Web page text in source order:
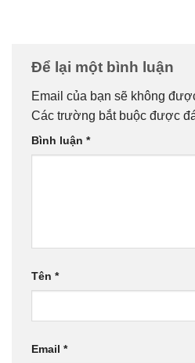
Để lại một bình luận
Email của bạn sẽ không
Các trường bắt buộc được
Bình luận *
Tên *
Email *